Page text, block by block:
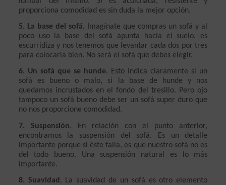
proporciona comodidad es sin duda la mejor opción.
5. La base del sofá. Imagínate que compras un sofá y al
poco uso la base del sofá apunta hacia el suelo, es
escurridiza y nos tenemos que levantar cada dos por tres
para colocarla bien. No será el sofá que debes elegir.
6. Un sofá que se hunde. Esto indica claramente si un
sofá es bueno o malo, si la base de hunde y nos
quedamos incrustados en el fondo del tresillo. Pero ojo
tampoco un sofá bueno debe ser un sofá super duro que
no nos proporcione comodidad.
7. Suspensión. En relación con el punto anterior,
encontramos la suspensión del sofá. Es un detalle
importante porque si éste falla, es que nuestro sofá no es
del todo bueno. Una suspensión natural es lo más
importante.
8. Suavidad . La suavidad de un sofá es otro elemento